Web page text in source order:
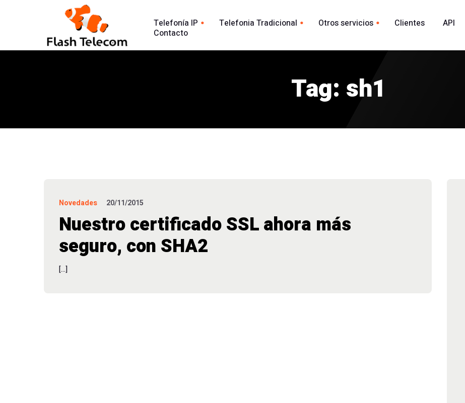
Telefonía IP Telefonia Tradicional
Línea 900
Otros servicios
Envio Whatsapp por API
Agente Conversacional AI
Clientes API
Contacto
Tag: sh1
Novedades 20/11/2015
Nuestro certificado SSL ahora más
seguro, con SHA2
[…]